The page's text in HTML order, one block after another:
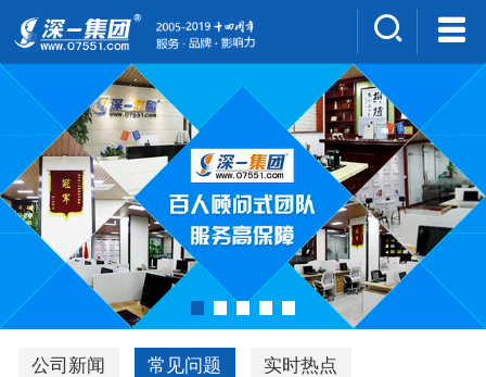
集团介绍
人才招聘
案例展示
新闻中心
深一风采
联系我们
深优通系统V3.0
公司新闻 常见问题 实时热点